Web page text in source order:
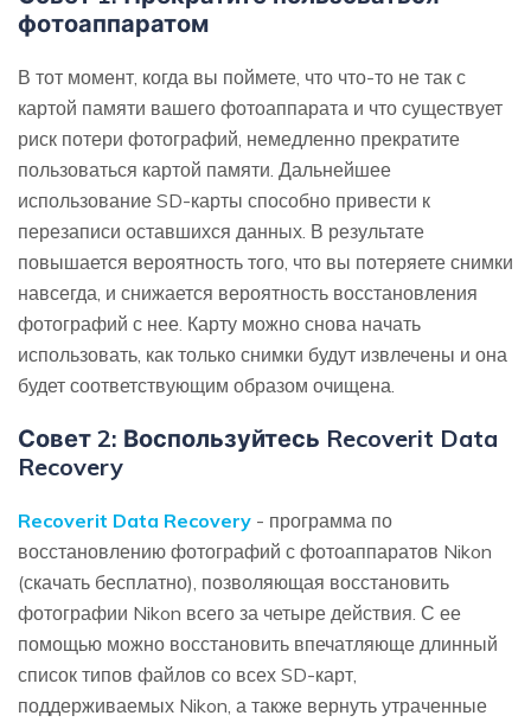
фотоаппаратом
В тот момент, когда вы поймете, что что-то не так с
картой памяти вашего фотоаппарата и что существует
риск потери фотографий, немедленно прекратите
пользоваться картой памяти. Дальнейшее
использование SD-карты способно привести к
перезаписи оставшихся данных. В результате
повышается вероятность того, что вы потеряете снимки
навсегда, и снижается вероятность восстановления
фотографий с нее. Карту можно снова начать
использовать, как только снимки будут извлечены и она
будет соответствующим образом очищена.
Совет 2: Воспользуйтесь Recoverit Data
Recovery
Recoverit Data Recovery - программа по
восстановлению фотографий с фотоаппаратов Nikon
(скачать бесплатно), позволяющая восстановить
фотографии Nikon всего за четыре действия. С ее
помощью можно восстановить впечатляюще длинный
список типов файлов со всех SD-карт,
поддерживаемых Nikon, а также вернуть утраченные